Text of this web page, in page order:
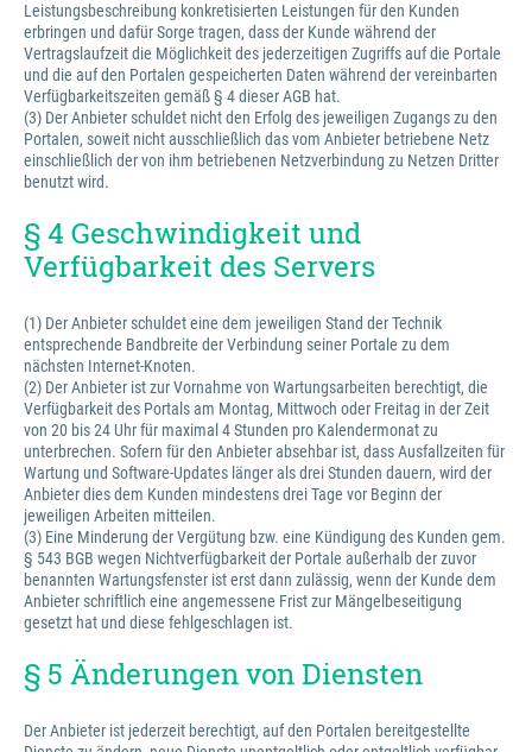
Leistungsbeschreibung konkretisierten Leistungen für den Kunden
erbringen und dafür Sorge tragen, dass der Kunde während der
Vertragslaufzeit die Möglichkeit des jederzeitigen Zugriffs auf die Portale
und die auf den Portalen gespeicherten Daten während der vereinbarten
Verfügbarkeitszeiten gemäß § 4 dieser AGB hat.
(3) Der Anbieter schuldet nicht den Erfolg des jeweiligen Zugangs zu den
Portalen, soweit nicht ausschließlich das vom Anbieter betriebene Netz
einschließlich der von ihm betriebenen Netzverbindung zu Netzen Dritter
benutzt wird.
§ 4 Geschwindigkeit und
Verfügbarkeit des Servers
(1) Der Anbieter schuldet eine dem jeweiligen Stand der Technik
entsprechende Bandbreite der Verbindung seiner Portale zu dem
nächsten Internet-Knoten.
(2) Der Anbieter ist zur Vornahme von Wartungsarbeiten berechtigt, die
Verfügbarkeit des Portals am Montag, Mittwoch oder Freitag in der Zeit
von 20 bis 24 Uhr für maximal 4 Stunden pro Kalendermonat zu
unterbrechen. Sofern für den Anbieter absehbar ist, dass Ausfallzeiten für
Wartung und Software-Updates länger als drei Stunden dauern, wird der
Anbieter dies dem Kunden mindestens drei Tage vor Beginn der
jeweiligen Arbeiten mitteilen.
(3) Eine Minderung der Vergütung bzw. eine Kündigung des Kunden gem.
§ 543 BGB wegen Nichtverfügbarkeit der Portale außerhalb der zuvor
benannten Wartungsfenster ist erst dann zulässig, wenn der Kunde dem
Anbieter schriftlich eine angemessene Frist zur Mängelbeseitigung
gesetzt hat und diese fehlgeschlagen ist.
§ 5 Änderungen von Diensten
Der Anbieter ist jederzeit berechtigt, auf den Portalen bereitgestellte